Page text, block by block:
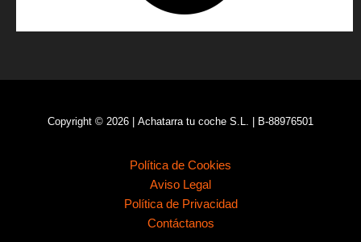
Copyright © 2026 | Achatarra tu coche S.L. | B-88976501
Política de Cookies
Aviso Legal
Política de Privacidad
Contáctanos